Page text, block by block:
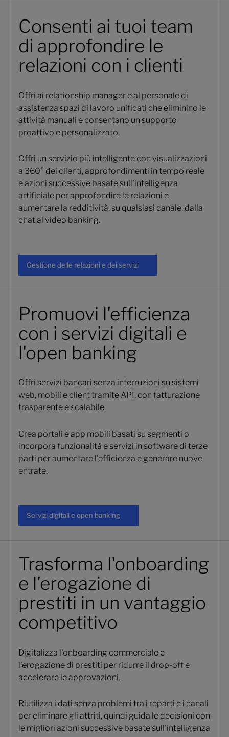
Consenti ai tuoi team
di approfondire le
relazioni con i clienti
Offri ai relationship manager e al personale di
assistenza spazi di lavoro unificati che eliminino le
attività manuali e consentano un supporto
proattivo e personalizzato.
Offri un servizio più intelligente con visualizzazioni
a 360° dei clienti, approfondimenti in tempo reale
e azioni successive basate sull'intelligenza
artificiale per approfondire le relazioni e
aumentare la redditività, su qualsiasi canale, dalla
chat al video banking.
Gestione delle relazioni e dei servizi
Promuovi l'efficienza
con i servizi digitali e
l'open banking
Offri servizi bancari senza interruzioni su sistemi
web, mobili e client tramite API, con fatturazione
trasparente e scalabile.
Crea portali e app mobili basati su segmenti o
incorpora funzionalità e servizi in software di terze
parti per aumentare l'efficienza e generare nuove
entrate.
Servizi digitali e open banking
Trasforma l'onboarding
e l'erogazione di
prestiti in un vantaggio
competitivo
Digitalizza l'onboarding commerciale e
l'erogazione di prestiti per ridurre il drop-off e
accelerare le approvazioni.
Riutilizza i dati senza problemi tra i reparti e i canali
per eliminare gli attriti, quindi guida le decisioni con
le migliori azioni successive basate sull'intelligenza